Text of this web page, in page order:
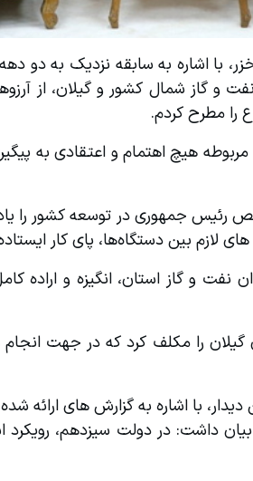
را مطرح کردم.
پای کار ایستاده‌ایم.